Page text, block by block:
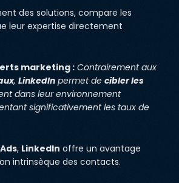
des solutions, compare les
leur expertise directement
marketing : Contrairement aux
, LinkedIn permet de cibler les
dans leur environnement
significativement les taux de
, LinkedIn offre un avantage
intrinsèque des contacts.